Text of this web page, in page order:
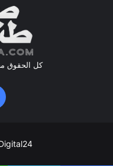
كل الحقوق